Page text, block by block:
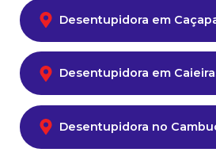
Desentupidora em
Desentupidora em
Desentupidora no